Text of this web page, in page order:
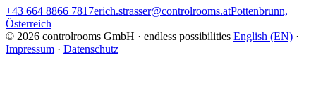
+43 664 8866 7817erich.strasser@controlrooms.atPottenbrunn,
Österreich
© 2026 controlrooms GmbH · endless possibilities English (EN) ·
Impressum · Datenschutz